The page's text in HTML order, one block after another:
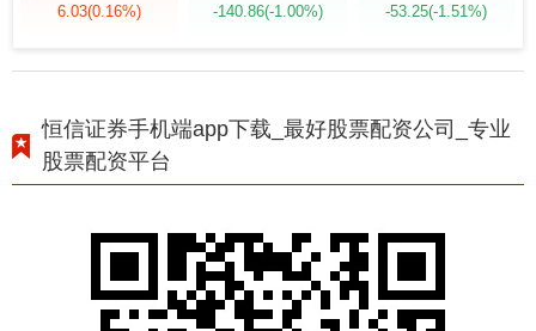
6.03(0.16%) -140.86(-1.00%) -53.25(-1.51%)
恒信证券手机端app下载_最好股票配资公司_专业
股票配资平台